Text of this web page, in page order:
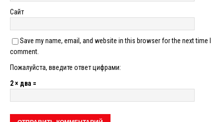
Сайт
Save my name, email, and website in this browser for the next time I
comment.
Пожалуйста, введите ответ цифрами:
2 × два =